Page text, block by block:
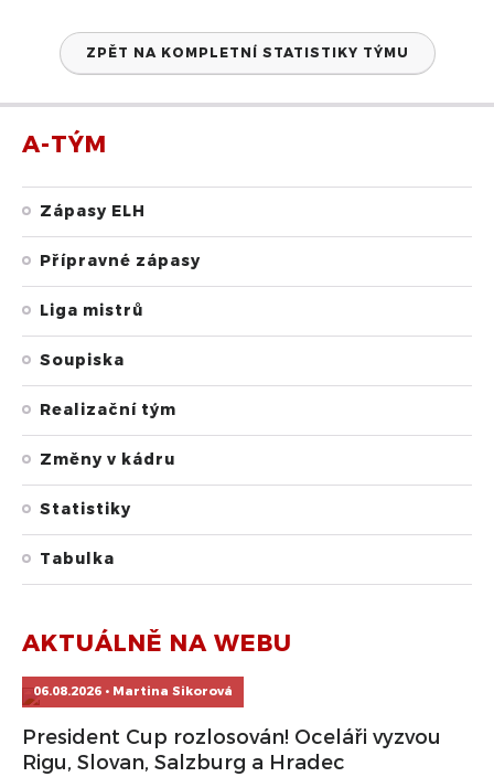
ZPĚT NA KOMPLETNÍ STATISTIKY TÝMU
A-TÝM
Zápasy ELH
Přípravné zápasy
Liga mistrů
Soupiska
Realizační tým
Změny v kádru
Statistiky
Tabulka
AKTUÁLNĚ NA WEBU
06.08.2026 • Martina Sikorová
President Cup rozlosován! Oceláři vyzvou
Rigu, Slovan, Salzburg a Hradec